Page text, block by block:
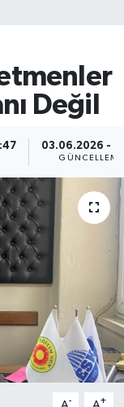
Değil
03.06.2026 -
GÜNCELLEME
- +